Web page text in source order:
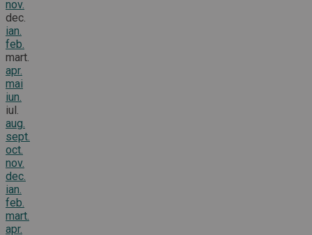
nov.
dec.
ian.
feb.
mart.
apr.
mai
iun.
iul.
aug.
sept.
oct.
nov.
dec.
ian.
feb.
mart.
apr.